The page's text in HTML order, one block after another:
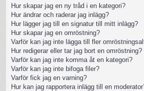
Hur skapar jag en ny tråd i en kategori?
Hur ändrar och raderar jag inlägg?
Hur lägger jag till en signatur till mitt inlägg?
Hur skapar jag en omröstning?
Varför kan jag inte lägga till fler
Hur redigerar eller tar jag bort en omröstning?
Varför kan jag inte komma åt en kategori?
Varför kan jag inte bifoga filer?
Varför fick jag en varning?
Hur kan jag rapportera inlägg till en